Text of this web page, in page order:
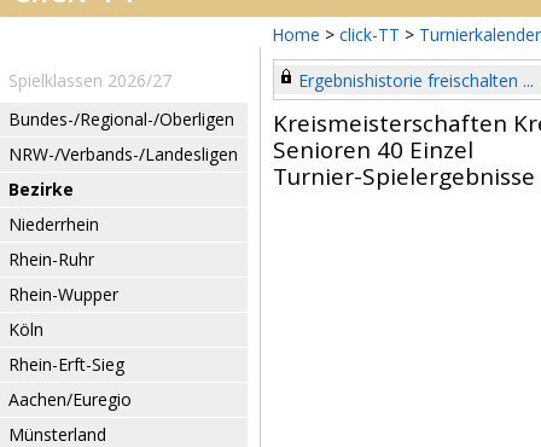
Home > click-TT > Turnierkalender
Spielklassen 2026/27
Bundes-/Regional-/Oberligen
NRW-/Verbands-/Landesligen
Bezirke
Niederrhein
Rhein-Ruhr
Rhein-Wupper
Köln
Rhein-Erft-Sieg
Aachen/Euregio
Münsterland
Ergebnishistorie freischalten ...
Kreismeisterschaften
Senioren 40 Einzel
Turnier-Spielergebnisse